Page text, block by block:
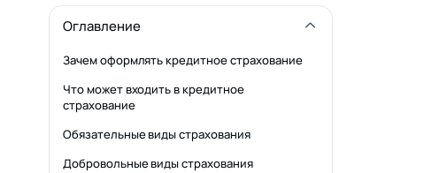
Оглавление
Зачем оформлять кредитное страхование
Что может входить в кредитное
страхование
Обязательные виды страхования
Добровольные виды страхования